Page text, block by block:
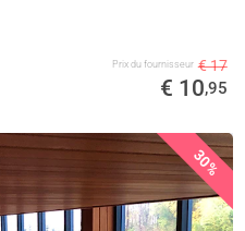
Prix ​​du fournisseur € 17
€ 10,95
30%